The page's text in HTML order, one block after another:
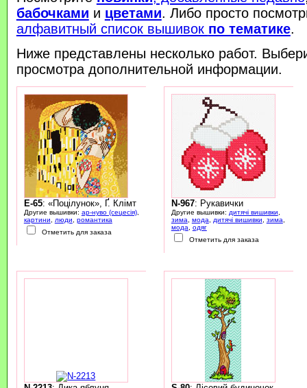
бабочками и цветами. Либо просто
алфавитный список вышивок по тематике.
Ниже представлены несколько работ.
просмотра дополнительной информации.
E-65: «Поцілунок», Ґ. Клімт
Другие вышивки: ар-нуво (сецесія),
картини
люди
романтика
Отметить для заказа
N-967: Рукавички
Другие вышивки: дитячі вишивки
зима
мода дитячі вишивки зима
мода
одяг
Отметить для заказа